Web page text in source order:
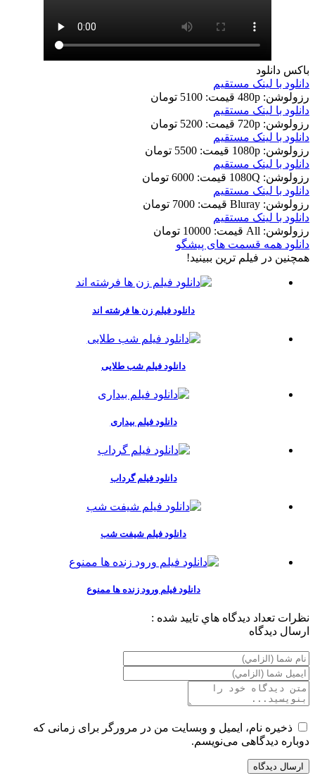
باکس دانلود
دانلود با لينک مستقيم
رزولوشن: 480p
قيمت: 5100 تومان
دانلود با لينک مستقيم
رزولوشن: 720p
قيمت: 5200 تومان
دانلود با لينک مستقيم
رزولوشن: 1080p
قيمت: 5500 تومان
دانلود با لينک مستقيم
رزولوشن: 1080Q
قيمت: 6000 تومان
دانلود با لينک مستقيم
رزولوشن: Bluray
قيمت: 7000 تومان
دانلود با لينک مستقيم
رزولوشن: All
قيمت: 10000 تومان
دانلود همه قسمت های پیشگو
همچنين در فيلم ترين ببينيد!
دانلود فیلم زن ها فرشته اند
دانلود فیلم شب طلایی
دانلود فیلم بیداری
دانلود فیلم گرداب
دانلود فیلم شیفت شب
دانلود فیلم ورود زنده ها ممنوع
نظرات تعداد ديدگاه هاي تاييد شده :
ارسال ديدگاه
ذخیره نام، ایمیل و وبسایت من در مرورگر برای زمانی که
دوباره دیدگاهی می‌نویسم.